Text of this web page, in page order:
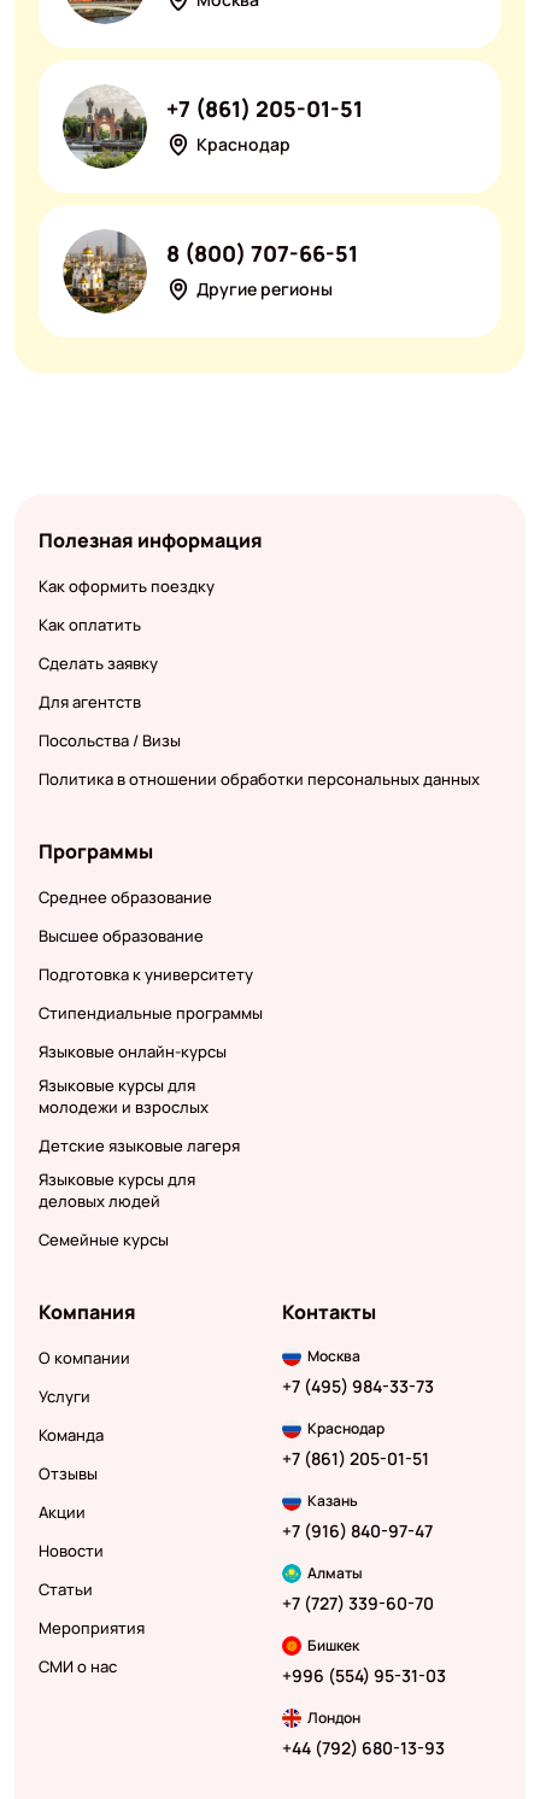
Краснодар
+7 (861) 205-01-51
Другие регионы
8 (800) 707-66-51
Полезная информация
Как оформить поездку
Как оплатить
Сделать заявку
Для агентств
Посольства / Визы
Политика в отношении обработки персональных данных
Программы
Среднее образование
Высшее образование
Подготовка к университету
Стипендиальные программы
Языковые онлайн-курсы
Языковые курсы для
молодежи и взрослых
Детские языковые лагеря
Языковые курсы для
деловых людей
Семейные курсы
Компания
О компании
Услуги
Команда
Отзывы
Акции
Новости
Статьи
Мероприятия
СМИ о нас
Контакты
Москва
+7 (495) 984-33-73
Краснодар
+7 (861) 205-01-51
Казань
+7 (916) 840-97-47
Алматы
+7 (727) 339-60-70
Бишкек
+996 (554) 95-31-03
Лондон
+44 (792) 680-13-93